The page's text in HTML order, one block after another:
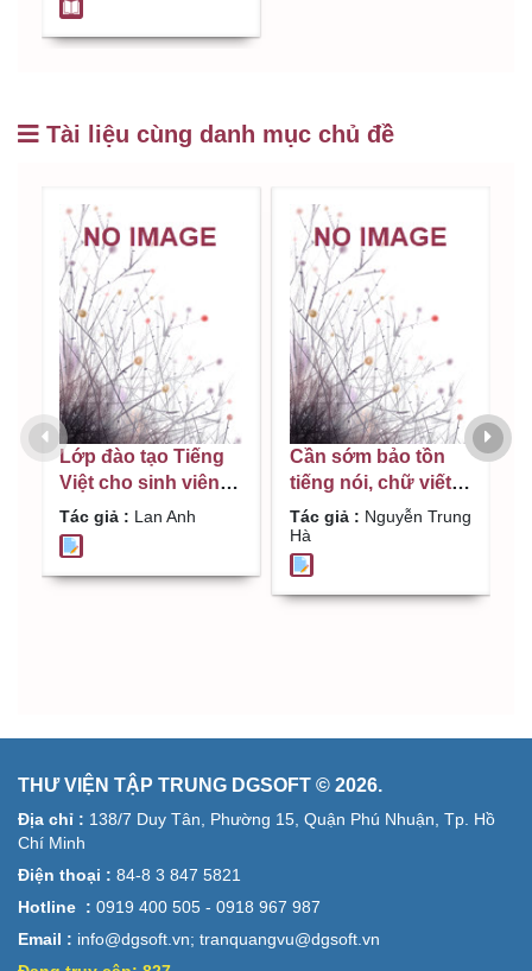
Lê Minh Đức, Đoàn
Xuân Phú..
Tài liệu cùng danh mục chủ đề
Lớp đào tạo Tiếng
Việt cho sinh viên
Lào. Nhịp cầu nối
tình hữu nghị Việt -
Lào / Lan Anh
Tác giả : Lan Anh
Cần sớm bảo tồn
tiếng nói, chữ viết
các dân tộc người
thiểu số : Bảo tồn
và phát huy các giá
Tác giả : Nguyễn Trung
Hà
THƯ VIỆN TẬP TRUNG DGSOFT © 2026.
Địa chỉ : 138/7 Duy Tân, Phường 15, Quận Phú Nhuận, Tp. Hồ
Chí Minh
Điện thoại : 84-8 3 847 5821
Hotline : 0919 400 505 - 0918 967 987
Email : info@dgsoft.vn; tranquangvu@dgsoft.vn